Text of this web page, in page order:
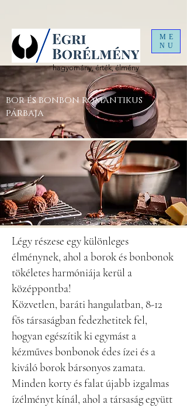
hagyomány, érték, élmény
ME
NU
bor és bonbon romantikus
párbaja
Légy részese egy különleges
élménynek, ahol a borok és bonbonok
tökéletes harmóniája kerül a
középpontba!
Közvetlen, baráti hangulatban, 8-12
fős társaságban fedezhetitek fel,
hogyan egészítik ki egymást a
kézműves bonbonok édes ízei és a
kiváló borok bársonyos zamata.
Minden korty és falat újabb izgalmas
ízélményt kínál, ahol a társaság együtt